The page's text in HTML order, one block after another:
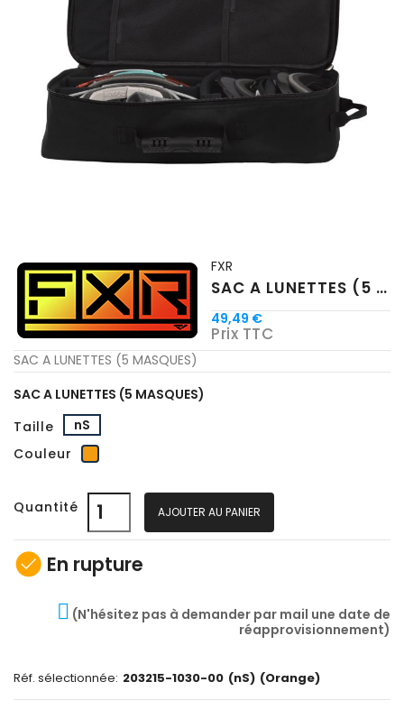
FXR
SAC A LUNETTES (5 MASQUES)
49,49 €
Prix TTC
SAC A LUNETTES (5 MASQUES)
SAC A LUNETTES (5 MASQUES)
Taille
nS
Couleur
Orange
Quantité AJOUTER AU PANIER
check_circle En rupture
(N'hésitez pas à demander par mail une date de
réapprovisionnement)
Réf. sélectionnée: 203215-1030-00 (nS) (Orange)